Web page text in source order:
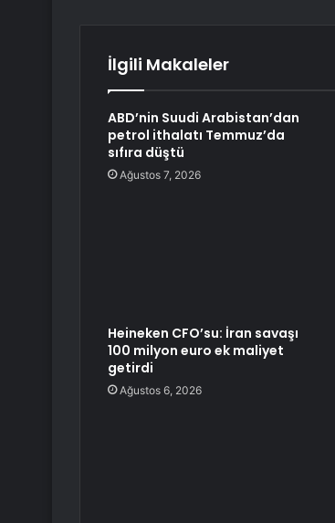
İlgili Makaleler
ABD’nin Suudi Arabistan’dan
petrol ithalatı Temmuz’da
sıfıra düştü
Ağustos 7, 2026
Heineken CFO’su: İran savaşı
100 milyon euro ek maliyet
getirdi
Ağustos 6, 2026